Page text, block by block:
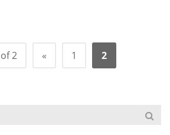
2 « 1 2